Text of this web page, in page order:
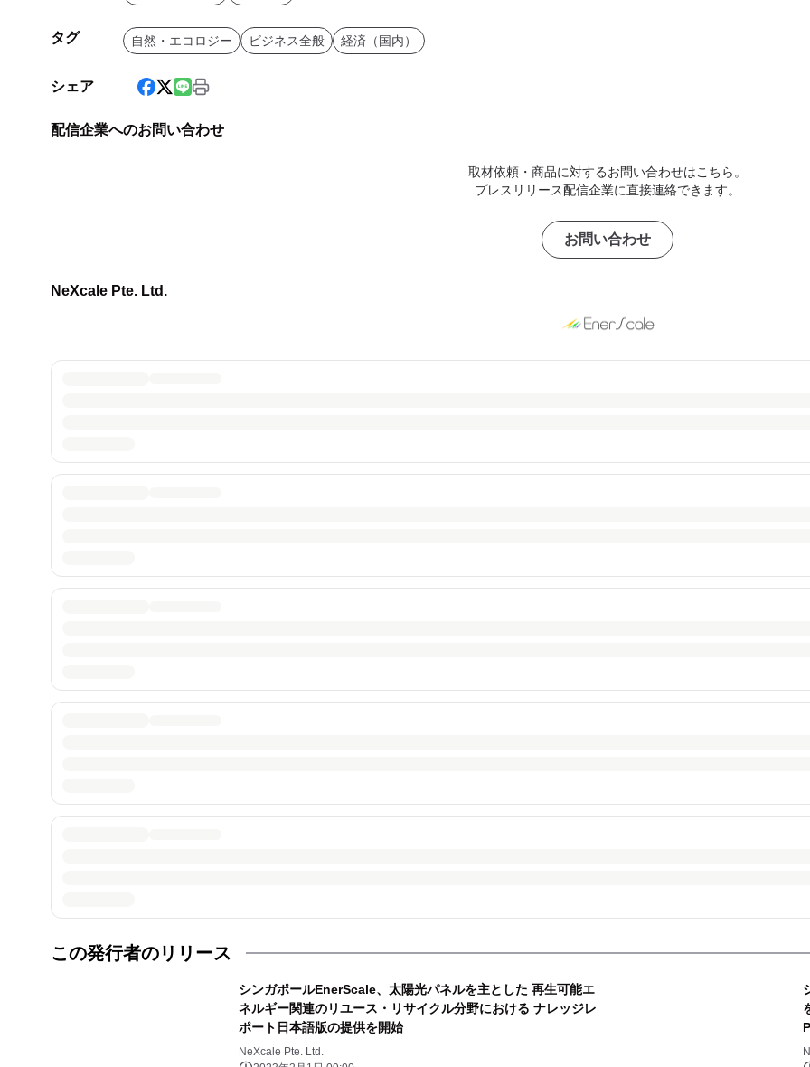
タグ 自然・エコロジー ビジネス全般 経済（国内）
シェア
配信企業へのお問い合わせ
取材依頼・商品に対するお問い合わせはこちら。
プレスリリース配信企業に直接連絡できます。
お問い合わせ
NeXcale Pte. Ltd.
この発行者のリリース
シンガポールEnerScale、太陽光パネルを主とした 再生可能エ
ネルギー関連のリユース・リサイクル分野における ナレッジレ
ポート日本語版の提供を開始
NeXcale Pte. Ltd.